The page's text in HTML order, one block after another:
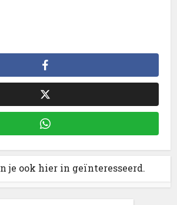
je ook hier in geïnteresseerd.